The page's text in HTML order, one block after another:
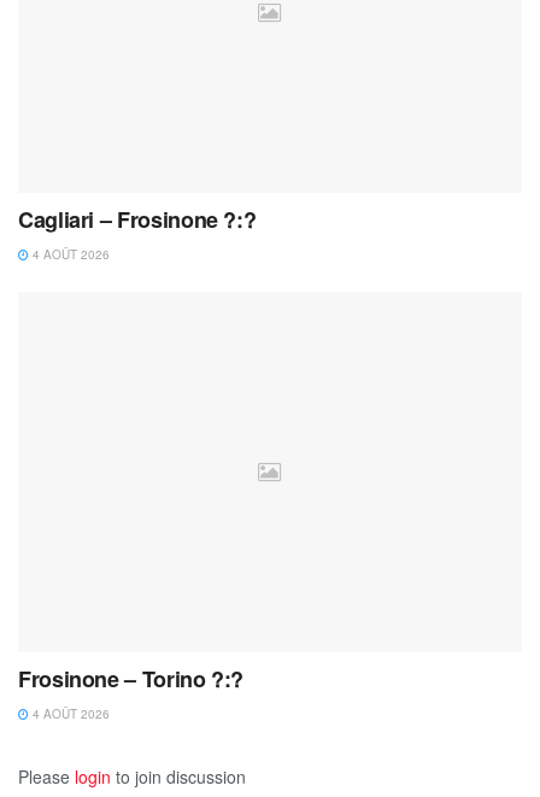
Cagliari – Frosinone ?:?
4 AOÛT 2026
Frosinone – Torino ?:?
4 AOÛT 2026
Please login to join discussion